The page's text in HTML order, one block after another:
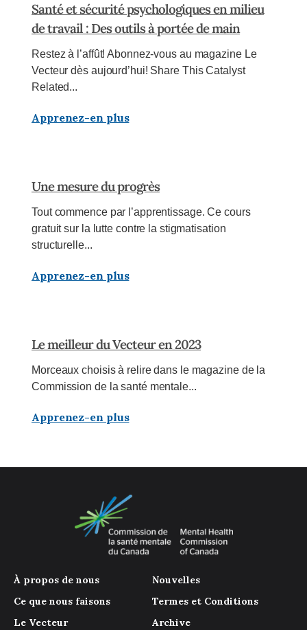
Santé et sécurité psychologiques en milieu
de travail : Des outils à portée de main
Restez à l’affût! Abonnez-vous au magazine Le
Vecteur dès aujourd’hui! Share This Catalyst
Related...
Apprenez-en plus
Une mesure du progrès
Tout commence par l’apprentissage. Ce cours
gratuit sur la lutte contre la stigmatisation
structurelle...
Apprenez-en plus
Le meilleur du Vecteur en 2023
Morceaux choisis à relire dans le magazine de la
Commission de la santé mentale...
Apprenez-en plus
À propos de nous
Ce que nous faisons
Le Vecteur
Nouvelles
Termes et Conditions
Archive